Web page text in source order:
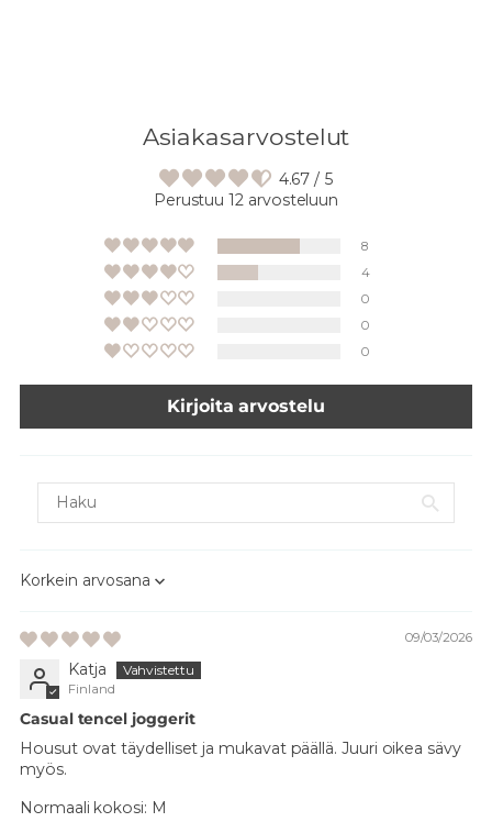
Asiakasarvostelut
4.67 / 5
Perustuu 12 arvosteluun
8
4
0
0
0
Kirjoita arvostelu
Sort by
09/03/2026
Katja
Finland
Casual tencel joggerit
Housut ovat täydelliset ja mukavat päällä. Juuri oikea sävy
myös.
Normaali kokosi: M